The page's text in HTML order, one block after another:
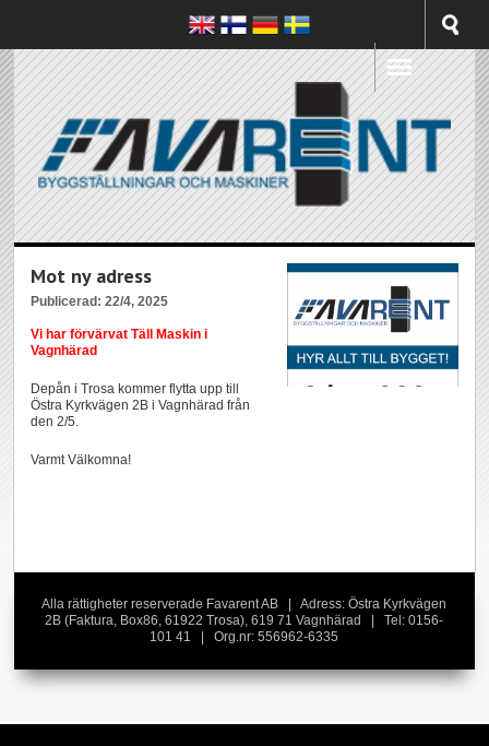
Mot ny adress
Publicerad: 22/4, 2025
Vi har förvärvat Täll Maskin i
Vagnhärad
Depån i Trosa kommer flytta upp till
Östra Kyrkvägen 2B i Vagnhärad från
den 2/5.
Varmt Välkomna!
Alla rättigheter reserverade Favarent AB | Adress: Östra Kyrkvägen
2B (Faktura, Box86, 61922 Trosa), 619 71 Vagnhärad | Tel: 0156-
101 41 | Org.nr: 556962-6335